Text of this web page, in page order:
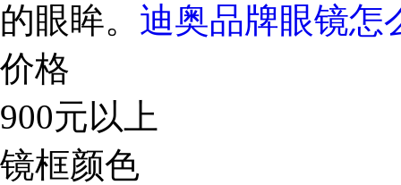
的眼眸。 迪奥品牌眼镜怎
价格
900元以上
镜框颜色